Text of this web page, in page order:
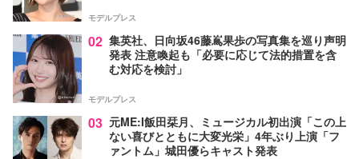
モデルプレス
02 集英社、日向坂46藤嶌果歩の写真集を巡り声明
発表 注意喚起も「必要に応じて法的措置を含
む対応を検討」
モデルプレス
03 元ME:I飯田栞月、ミュージカル初出演「この上
ない喜びとともに大変光栄」4年ぶり上演「フ
ァントム」城田優らキャスト発表